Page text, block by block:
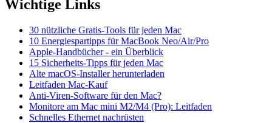
Wichtige Links
30 nützliche Gratis-Tools für jeden Mac
10 Energiespartipps für MacBook Neo/Air/Pro
Apple-Handbücher - ein Überblick
15 Sicherheits-Tipps für jeden Mac
Alte macOS-Installer herunterladen
Leitfaden Mac-Kauf
Anti-Viren-Software für den Mac?
Monitore am Mac mini M2/M4 (Pro): Leitfaden
Schnelles Ethernet nachrüsten